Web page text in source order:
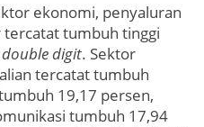
ekonomi, penyaluran
tumbuh tinggi
double digit. Sektor
tercatat tumbuh
19,17 persen,
tumbuh 17,94